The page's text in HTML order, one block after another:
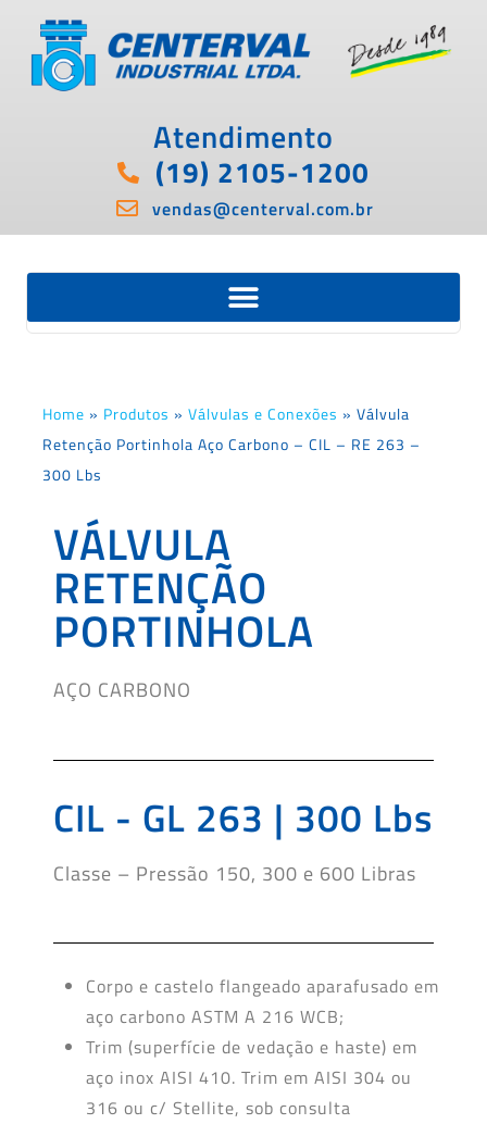
Atendimento
(19) 2105-1200
vendas@centerval.com.br
Home » Produtos » Válvulas e Conexões » Válvula
Retenção Portinhola Aço Carbono – CIL – RE 263 –
300 Lbs
VÁLVULA
RETENÇÃO
PORTINHOLA
AÇO CARBONO
CIL - GL 263 | 300 Lbs
Classe – Pressão 150, 300 e 600 Libras
Corpo e castelo flangeado aparafusado em
aço carbono ASTM A 216 WCB;
Trim (superfície de vedação e haste) em
aço inox AISI 410. Trim em AISI 304 ou
316 ou c/ Stellite, sob consulta